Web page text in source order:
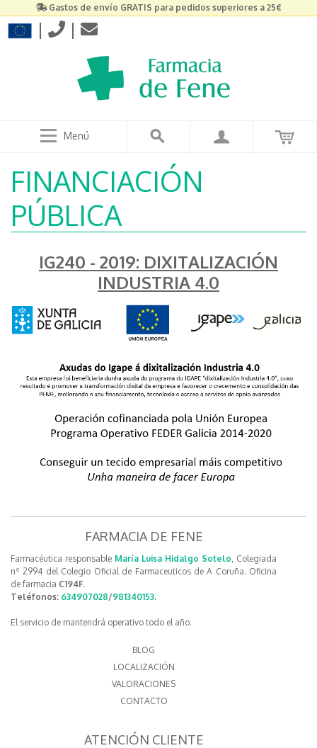
Gastos de envío GRATIS para pedidos superiores a 25€
| |
Menú
FINANCIACIÓN
PÚBLICA
IG240 - 2019: DIXITALIZACIÓN
INDUSTRIA 4.0
FARMACIA DE FENE
Farmacéutica responsable María Luisa Hidalgo Sotelo , Colegiada
nº 2994 del Colegio Oficial de Farmaceuticos de A Coruña. Oficina
de farmacia C194F.
Teléfonos: 634907028/981340153.
El servicio de mantendrá operativo todo el año.
BLOG
LOCALIZACIÓN
VALORACIONES
CONTACTO
ATENCIÓN CLIENTE